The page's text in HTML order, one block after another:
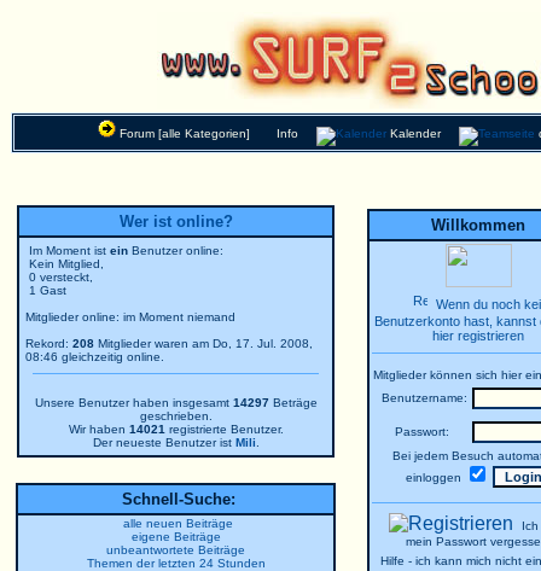
Forum [alle Kategorien] Info Kalender
Wer ist online?
Im Moment ist ein Benutzer online:
Kein Mitglied,
0 versteckt,
1 Gast
Mitglieder online: im Moment niemand
Rekord: 208 Mitglieder waren am Do, 17. Jul. 2008,
08:46 gleichzeitig online.
Unsere Benutzer haben insgesamt 14297Beträge
geschrieben.
Wir haben 14021 registrierte Benutzer.
Der neueste Benutzer ist Mili
Schnell-Suche:
alle neuen Beiträge
eigene Beiträge
unbeantwortete Beiträge
Themen der letzten 24 Stunden
Willkommen
Wenn du noch
Benutzerkonto hast, kannst
hier registrieren
Mitglieder können sich hier
Benutzername:
Passwort:
Bei jedem Besuch
einloggen
mein Passwort
Hilfe - ich kann mich nicht